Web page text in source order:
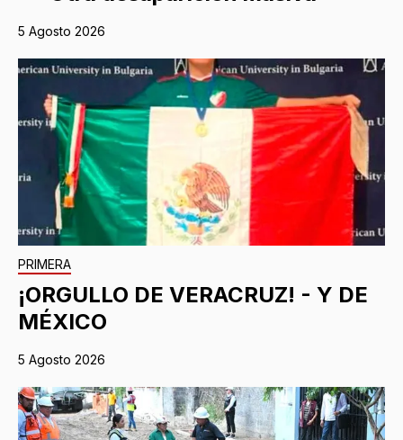
5 Agosto 2026
PRIMERA
¡ORGULLO DE VERACRUZ! - Y DE
MÉXICO
5 Agosto 2026